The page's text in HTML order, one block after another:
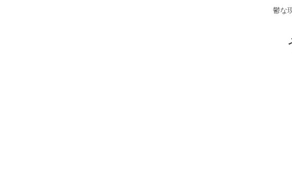
鬱な